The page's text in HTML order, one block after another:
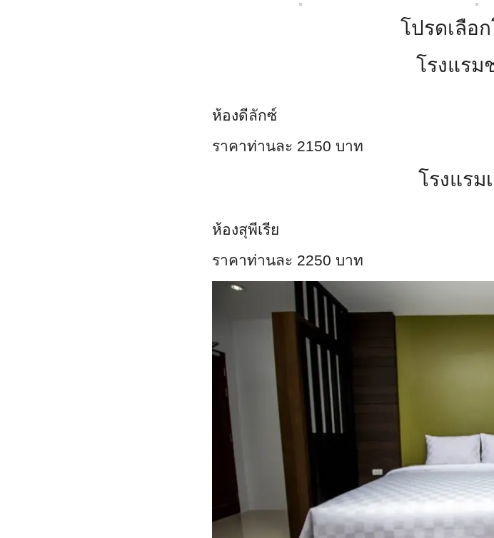
โปรดเลือ
โรงแรม
ห้องดีลักซ์
ราคาท่านละ 2150 บาท
โรงแรม
ห้องสุพีเรีย
ราคาท่านละ 2250 บาท